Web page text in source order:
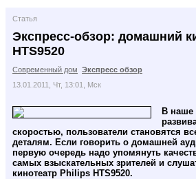
Статья
Экспресс-обзор: домашний
HTS9520
Современный дом Экспресс обзор
13.01.2011, Чт, 13:01, Мск
В наше
скоростью, пользователи становятся
деталям. Если говорить о домашней
первую очередь надо упомянуть
самых взыскательных зрителей и
кинотеатр Philips HTS9520.